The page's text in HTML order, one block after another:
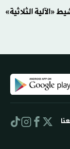
«الآلية الثلاثية»